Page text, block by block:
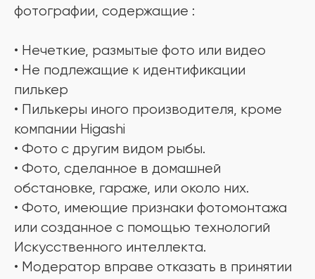
фотографии, содержащие :
• Нечеткие, размытые фото или видео
• Не подлежащие к идентификации
пилькер
• Пилькеры иного производителя, кроме
компании Higashi
• Фото с другим видом рыбы.
• Фото, сделанное в домашней
обстановке, гараже, или около них.
• Фото, имеющие признаки фотомонтажа
или созданное с помощью технологий
Искусственного интеллекта.
• Модератор вправе отказать в принятии